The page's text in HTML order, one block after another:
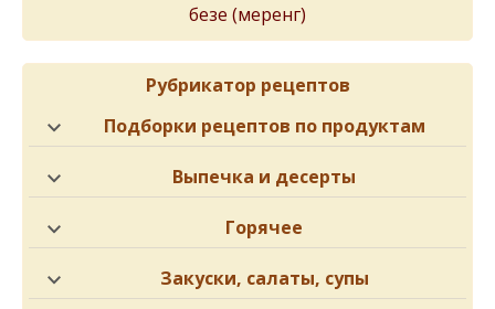
безе (меренг)
Рубрикатор рецептов
Подборки рецептов по продуктам
Выпечка и десерты
Горячее
Закуски, салаты, супы